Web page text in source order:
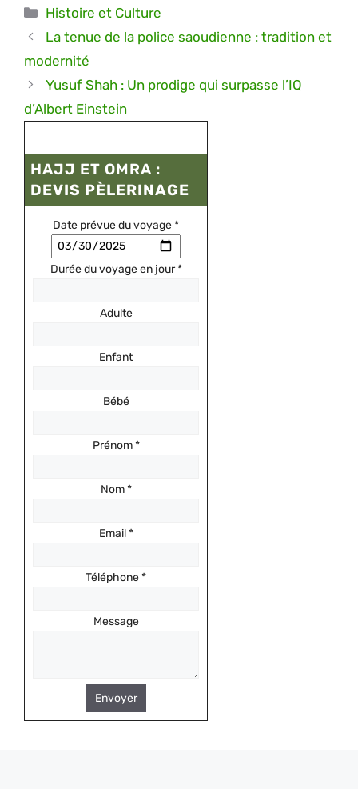
Catégories
Histoire et Culture
La tenue de la police saoudienne : tradition et
modernité
Yusuf Shah : Un prodige qui surpasse l’IQ
d’Albert Einstein
HAJJ ET OMRA :
DEVIS PÈLERINAGE
Date prévue du voyage*
Durée du voyage en jour*
Adulte
Enfant
Bébé
Prénom*
Nom*
Email*
Téléphone*
Message
Envoyer